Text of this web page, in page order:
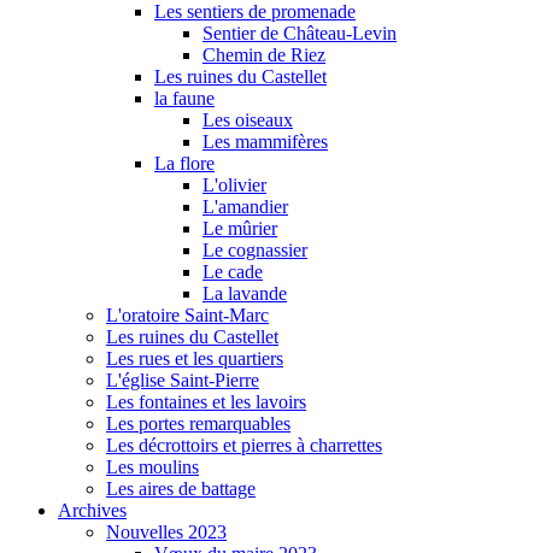
Les sentiers de promenade
Sentier de Château-Levin
Chemin de Riez
Les ruines du Castellet
la faune
Les oiseaux
Les mammifères
La flore
L'olivier
L'amandier
Le mûrier
Le cognassier
Le cade
La lavande
L'oratoire Saint-Marc
Les ruines du Castellet
Les rues et les quartiers
L'église Saint-Pierre
Les fontaines et les lavoirs
Les portes remarquables
Les décrottoirs et pierres à charrettes
Les moulins
Les aires de battage
Archives
Nouvelles 2023